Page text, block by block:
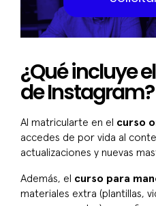
¿Qué incluye
de Instagram?
Al matricularte en el curso
accedes de por vida al
actualizaciones y nuevas
Además, el curso para
materiales extra (plantillas,